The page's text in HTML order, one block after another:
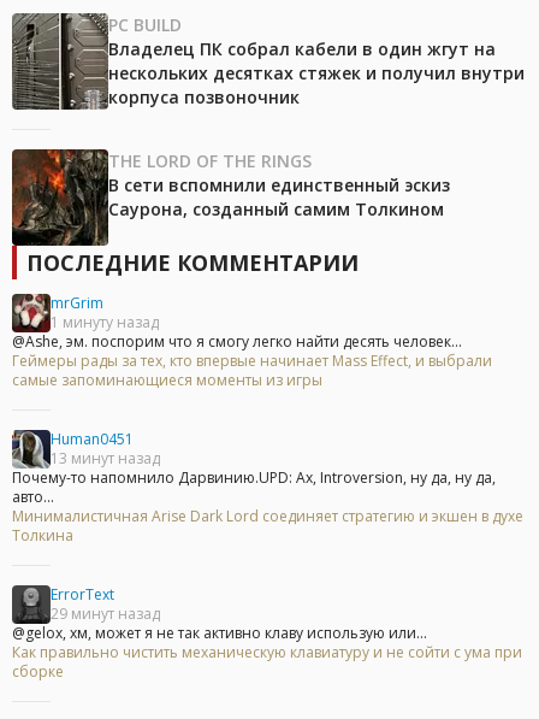
PC BUILD
Владелец ПК собрал кабели в один жгут на
нескольких десятках стяжек и получил внутри
корпуса позвоночник
THE LORD OF THE RINGS
В сети вспомнили единственный эскиз
Саурона, созданный самим Толкином
ПОСЛЕДНИЕ КОММЕНТАРИИ
mrGrim
1 минуту назад
@Ashe, эм. поспорим что я смогу легко найти десять человек...
Геймеры рады за тех, кто впервые начинает Mass Effect, и выбрали
самые запоминающиеся моменты из игры
Human0451
13 минут назад
Почему-то напомнило Дарвинию.UPD: Ах, Introversion, ну да, ну да,
авто...
Минималистичная Arise Dark Lord соединяет стратегию и экшен в духе
Толкина
ErrorText
29 минут назад
@gelox, хм, может я не так активно клаву использую или...
Как правильно чистить механическую клавиатуру и не сойти с ума при
сборке